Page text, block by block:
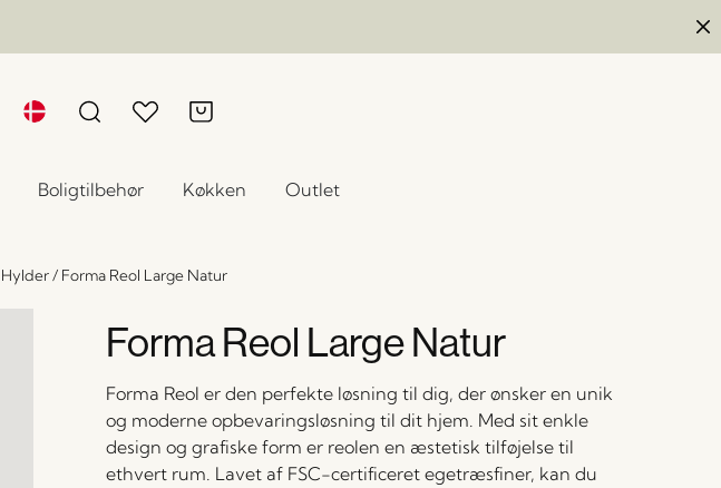
Boligtilbehør Køkken Outlet
Hylder/ Forma Reol Large Natur
Forma Reol Large Natur
Forma Reol er den perfekte løsning til dig, der ønsker en unik
og moderne opbevaringsløsning til dit hjem. Med sit enkle
design og grafiske form er reolen en æstetisk tilføjelse til
ethvert rum. Lavet af FSC-certificeret egetræsfiner, kan du